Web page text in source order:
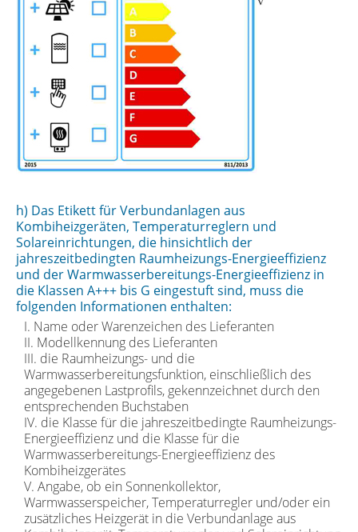
h) Das Etikett für Verbundanlagen aus
Kombiheizgeräten, Temperaturreglern und
Solareinrichtungen, die hinsichtlich der
jahreszeitbedingten Raumheizungs-Energieeffizienz
und der Warmwasserbereitungs-Energieeffizienz in
die Klassen A+++ bis G eingestuft sind, muss die
folgenden Informationen enthalten:
I. Name oder Warenzeichen des Lieferanten
II. Modellkennung des Lieferanten
III. die Raumheizungs- und die
Warmwasserbereitungsfunktion, einschließlich des
angegebenen Lastprofils, gekennzeichnet durch den
entsprechenden Buchstaben
IV. die Klasse für die jahreszeitbedingte Raumheizungs-
Energieeffizienz und die Klasse für die
Warmwasserbereitungs-Energieeffizienz des
Kombiheizgerätes
V. Angabe, ob ein Sonnenkollektor,
Warmwasserspeicher, Temperaturregler und/oder ein
zusätzliches Heizgerät in die Verbundanlage aus